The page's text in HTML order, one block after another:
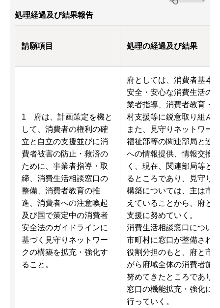
処理経過及び結果報告
請願項目 処理の経過及び結果
1 府は、計画策定を機と
して、消費者の権利の確
立と自立の支援並びに消
費者被害の防止・救済の
ために、事業者指導・取
締、消費生活相談窓口の
整備、消費者教育の推
進、消費者への注意喚起
及び国で策定中の消費者
安全法のガイドラインに
基づく見守りネットワー
クの構築を拡充・強化す
ること。
府としては、消費者基本
安全・安心な消費生活の
業者指導、消費者教育・
村支援等に鋭意取り組ん
また、見守りネットワー
福祉部等の関連部局と連
への情報提供、情報交換
く、現在、関連部局等と
るところであり、見守り
構築については、主は市
えていることから、府と
支援に努めていく。
消費生活相談窓口につい
市町村に窓口が整備され
役割分担のもと、府と市
がら府域全体の消費者施
努めてきたところであり
窓口の機能拡充・強化に
行っていく。